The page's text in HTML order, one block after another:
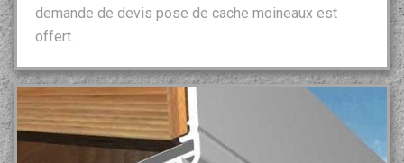
demande de devis pose de cache moineaux est
offert.